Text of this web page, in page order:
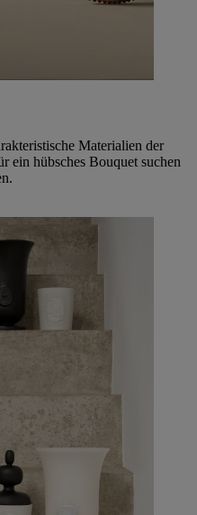
Materialien der
ein hübsches Bouquet suchen